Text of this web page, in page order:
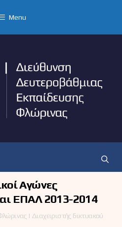
Menu
Αγώνες
ΕΠΑΛ 2013-2014
| Διαχειριστής δικτυακού